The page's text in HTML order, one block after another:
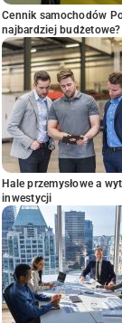
Cennik samochodów
najbardziej budżetowe?
Hale przemysłowe a
inwestycji